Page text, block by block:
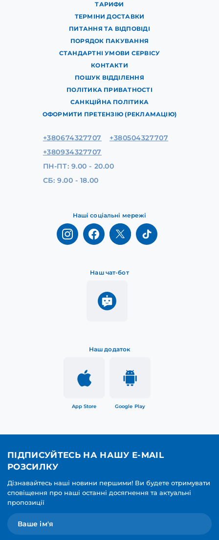
ТАРИФИ
ТЕРМІНИ ДОСТАВКИ
ПИТАННЯ ТА ВІДПОВІДІ
ПОРЯДОК ПАКУВАННЯ
СТАНДАРТНІ УМОВИ СЕРВІСУ
КОНТАКТИ
ПОШУК ВІДДІЛЕННЯ
ПОЛІТИКА ПРИВАТНОСТІ
САНКЦІЙНА ПОЛІТИКА
ОФОРМИТИ ПРЕТЕНЗІЮ (РЕКЛАМАЦІЮ)
Наш додаток
App Store Google Play
Наш чат-бот
Наші соціальні мережі
+380674327707
+380504327707
+380934327707
ПН-ПТ: 9.00 - 20.00
СБ: 9.00 - 18.00
ПІДПИСУЙТЕСЬ НА НАШУ E-MAIL
РОЗСИЛКУ
Дізнавайтесь наші новини першими! Ви будете отримувати
сповіщення про наші останні досягнення та актуальні
пропозиції